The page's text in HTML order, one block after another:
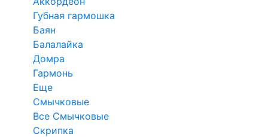
Губная гармошка
Баян
Балалайка
Домра
Гармонь
Еще
Смычковые
Все Смычковые
Скрипка